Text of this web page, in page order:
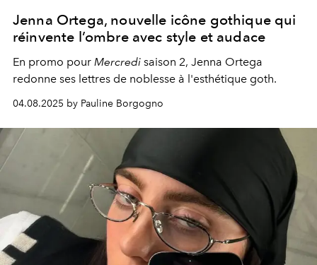
Jenna Ortega, nouvelle icône gothique qui
réinvente l’ombre avec style et audace
En promo pour Mercredi saison 2, Jenna Ortega
redonne ses lettres de noblesse à l'esthétique goth.
04.08.2025 by Pauline Borgogno